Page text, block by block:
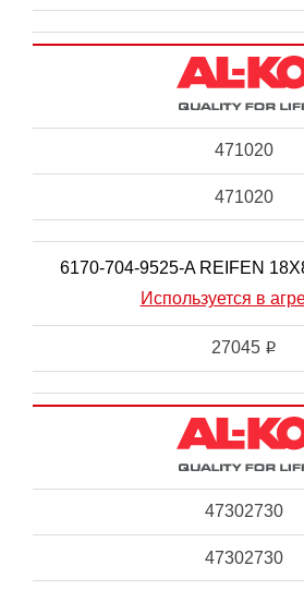
471020
471020
6170-704-9525-A REIFEN
Используется в
27045 i
47302730
47302730